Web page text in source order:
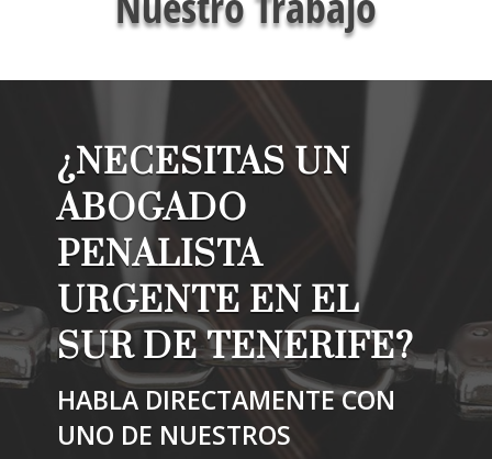
¿NECESITAS UN
ABOGADO
PENALISTA
URGENTE EN EL
SUR DE TENERIFE?
HABLA DIRECTAMENTE CON
UNO DE NUESTROS